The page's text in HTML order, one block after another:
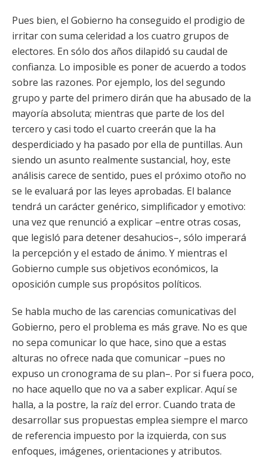
Pues bien, el Gobierno ha conseguido el prodigio de
irritar con suma celeridad a los cuatro grupos de
electores. En sólo dos años dilapidó su caudal de
confianza. Lo imposible es poner de acuerdo a todos
sobre las razones. Por ejemplo, los del segundo
grupo y parte del primero dirán que ha abusado de la
mayoría absoluta; mientras que parte de los del
tercero y casi todo el cuarto creerán que la ha
desperdiciado y ha pasado por ella de puntillas. Aun
siendo un asunto realmente sustancial, hoy, este
análisis carece de sentido, pues el próximo otoño no
se le evaluará por las leyes aprobadas. El balance
tendrá un carácter genérico, simplificador y emotivo:
una vez que renunció a explicar –entre otras cosas,
que legisló para detener desahucios–, sólo imperará
la percepción y el estado de ánimo. Y mientras el
Gobierno cumple sus objetivos económicos, la
oposición cumple sus propósitos políticos.
Se habla mucho de las carencias comunicativas del
Gobierno, pero el problema es más grave. No es que
no sepa comunicar lo que hace, sino que a estas
alturas no ofrece nada que comunicar –pues no
expuso un cronograma de su plan–. Por si fuera poco,
no hace aquello que no va a saber explicar. Aquí se
halla, a la postre, la raíz del error. Cuando trata de
desarrollar sus propuestas emplea siempre el marco
de referencia impuesto por la izquierda, con sus
enfoques, imágenes, orientaciones y atributos.